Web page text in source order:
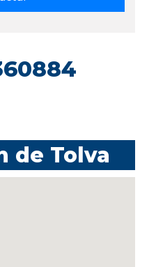
de Tolva